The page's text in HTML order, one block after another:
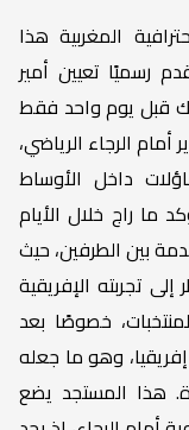
المغربية هذا
رسميًا تعيين أمير
قبل يوم واحد فقط
الرجاء الرياضي،
داخل الأوساط
ما راج خلال الأيام
بين الطرفين، حيث
إلى تجربته الإفريقية
خصوصًا بعد
وهو ما جعله
هذا المستجد يضع